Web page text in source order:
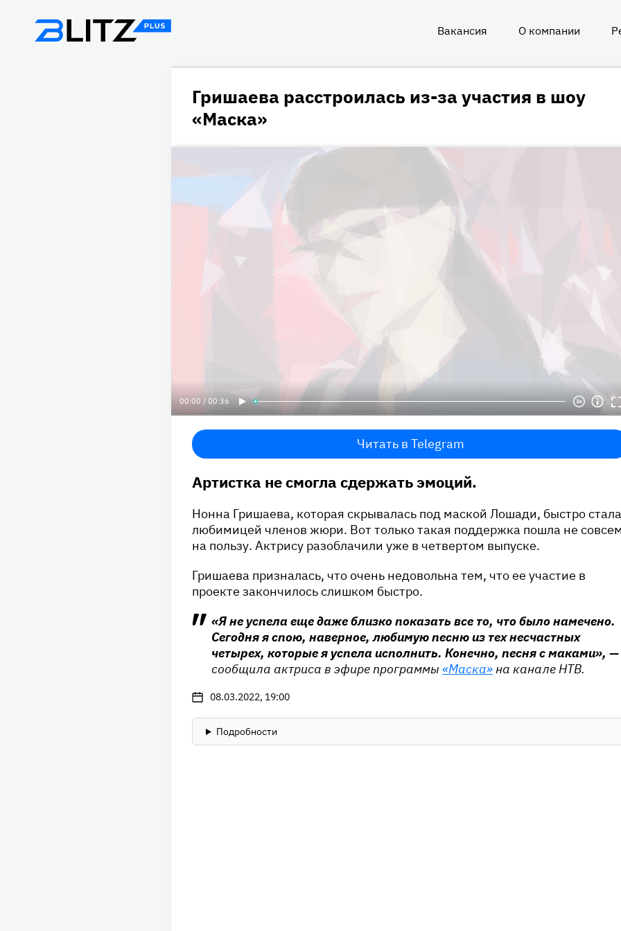
Вакансия О компании
Гришаева расстроилась из-за участия в шоу
«Маска»
00:00 / 00:36
Читать в Telegram
Артистка не смогла сдержать эмоций.
Нонна Гришаева, которая скрывалась под маской Лошади, быстро стала
любимицей членов жюри. Вот только такая поддержка пошла не
на пользу. Актрису разоблачили уже в четвертом выпуске.
Гришаева призналась, что очень недовольна тем, что ее участие в
проекте закончилось слишком быстро.
«Я не успела еще даже близко показать все то, что было намечено.
Сегодня я спою, наверное, любимую песню из тех несчастных
четырех, которые я успела исполнить. Конечно, песня с маками», —
сообщила актриса в эфире программы «Маска»на канале НТВ.
08.03.2022, 19:00
Подробности